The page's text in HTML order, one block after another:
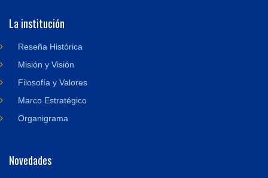
La institución
Reseña Histórica
Misión y Visión
Filosofía y Valores
Marco Estratégico
Organigrama
Novedades